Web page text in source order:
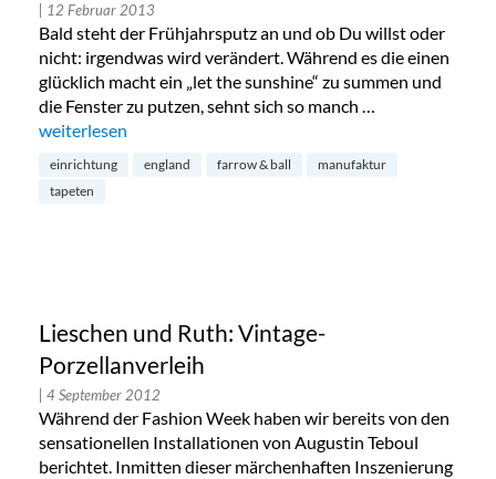
| 12 Februar 2013
Bald steht der Frühjahrsputz an und ob Du willst oder
nicht: irgendwas wird verändert. Während es die einen
glücklich macht ein „let the sunshine“ zu summen und
die Fenster zu putzen, sehnt sich so manch …
„Farrow & Ball: Tapeten aus der britischen Manufaktur“
weiterlesen
einrichtung england farrow & ball
manufaktur
tapeten
Lieschen und Ruth: Vintage-
Porzellanverleih
| 4 September 2012
Während der Fashion Week haben wir bereits von den
sensationellen Installationen von Augustin Teboul
berichtet. Inmitten dieser märchenhaften Inszenierung